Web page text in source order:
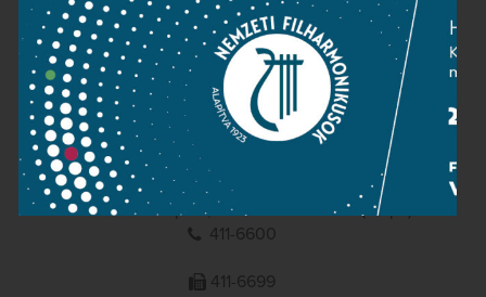
NEMZETI
FILHARMONIKUSOK
1095 Budapest, Komor Marcell u. 1. (Müpa)
411-6600
411-6699